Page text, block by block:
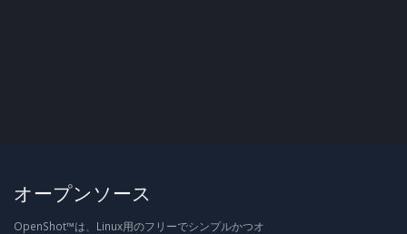
オープンソース
OpenShot™は、Linux用のフリーでシンプルかつオ